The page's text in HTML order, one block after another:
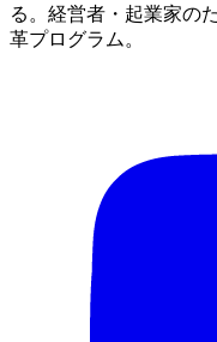
る。経営者・起業家の
革プログラム。